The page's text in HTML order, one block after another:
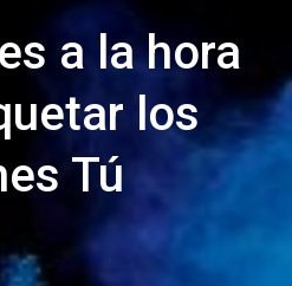
a la hora
los
Tú